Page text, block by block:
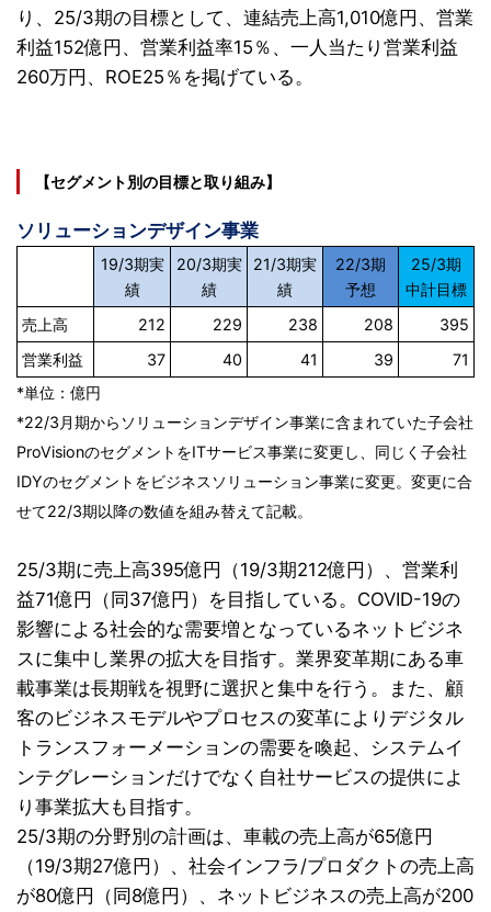
り、25/3期の目標として、連結売上高1,010億円、営業
利益152億円、営業利益率15％、一人当たり営業利益
260万円、ROE25％を掲げている。
【セグメント別の目標と取り組み】
ソリューションデザイン事業
19/3期実
績
20/3期実
績
21/3期実
績
22/3期
予想
25/3期
中計目標
売上高
212 229 238 208
395
営業利益
37 40 41 39
71
*単位：億円
*22/3月期からソリューションデザイン事業に含まれていた子会社
ProVisionのセグメントをITサービス事業に変更し、同じく子会社
IDYのセグメントをビジネスソリューション事業に変更。変更に合
せて22/3期以降の数値を組み替えて記載。
25/3期に売上高395億円（19/3期212億円）、営業利
益71億円（同37億円）を目指している。COVID-19の
影響による社会的な需要増となっているネットビジネ
スに集中し業界の拡大を目指す。業界変革期にある車
載事業は長期戦を視野に選択と集中を行う。また、顧
客のビジネスモデルやプロセスの変革によりデジタル
トランスフォーメーションの需要を喚起、システムイ
ンテグレーションだけでなく自社サービスの提供によ
り事業拡大も目指す。
25/3期の分野別の計画は、車載の売上高が65億円
（19/3期27億円）、社会インフラ/プロダクトの売上高
が80億円（同8億円）、ネットビジネスの売上高が200